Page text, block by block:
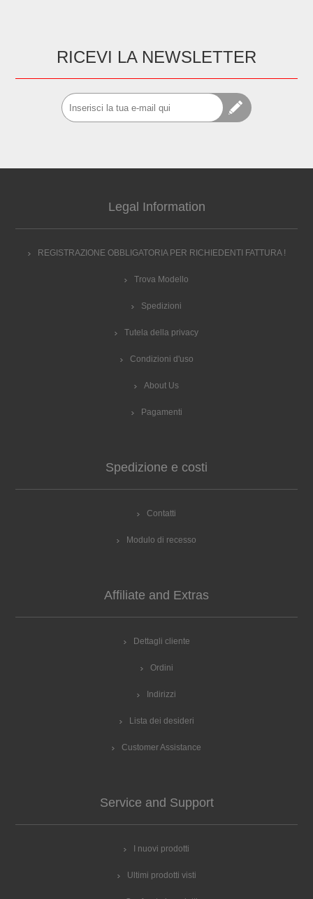
RICEVI LA NEWSLETTER
Legal Information
REGISTRAZIONE OBBLIGATORIA PER RICHIEDENTI FATTURA !
Trova Modello
Spedizioni
Tutela della privacy
Condizioni d'uso
About Us
Pagamenti
Spedizione e costi
Contatti
Modulo di recesso
Affiliate and Extras
Dettagli cliente
Ordini
Indirizzi
Lista dei desideri
Customer Assistance
Service and Support
I nuovi prodotti
Ultimi prodotti visti